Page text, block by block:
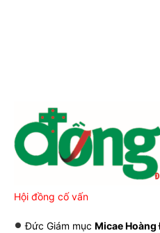
Hội đồng cố vấn
Đức Giám mục Micae Hoàng